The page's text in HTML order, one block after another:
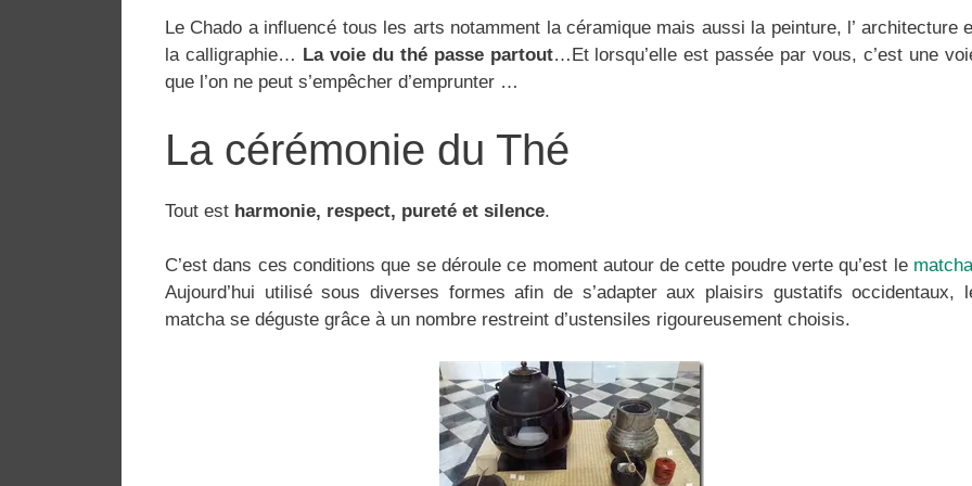
Le Chado a influencé tous les arts notamment la céramique mais aussi la peinture, l’ architecture
la calligraphie… La voie du thé passe partout…Et lorsqu’elle est passée par vous, c’est une
que l’on ne peut s’empêcher d’emprunter …
La cérémonie du Thé
Tout est harmonie, respect, pureté et silence.
C’est dans ces conditions que se déroule ce moment autour de cette poudre verte qu’est le matcha
Aujourd’hui utilisé sous diverses formes afin de s’adapter aux plaisirs gustatifs occidentaux,
matcha se déguste grâce à un nombre restreint d’ustensiles rigoureusement choisis.